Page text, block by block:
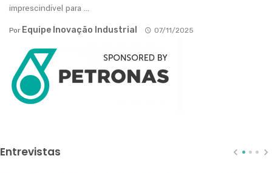
imprescindível para ...
Por Equipe Inovação Industrial 07/11/2025
Entrevistas